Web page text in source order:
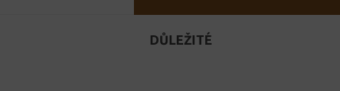
DŮLEŽITÉ